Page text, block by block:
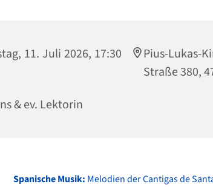
11. Juli 2026, 17:30
Pius-
Straße 380,
& ev. Lektorin
Spanische Musik: Melodien der Cantigas de